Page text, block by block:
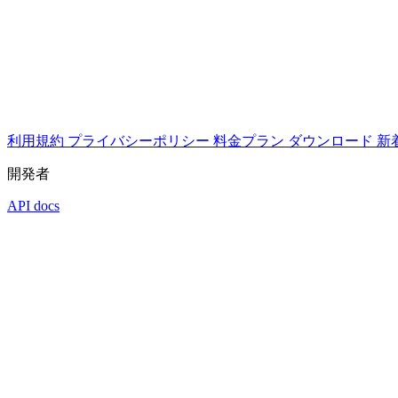
利用規約 プライバシーポリシー 料金プラン ダウンロード 新
開発者
API docs